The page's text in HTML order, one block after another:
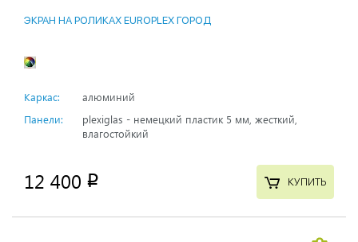
ЭКРАН НА РОЛИКАХ EUROPLEX ГОРОД
Каркас:
алюминий
Панели:
plexiglas - немецкий пластик 5 мм, жесткий,
влагостойкий
12 400 p КУПИТЬ